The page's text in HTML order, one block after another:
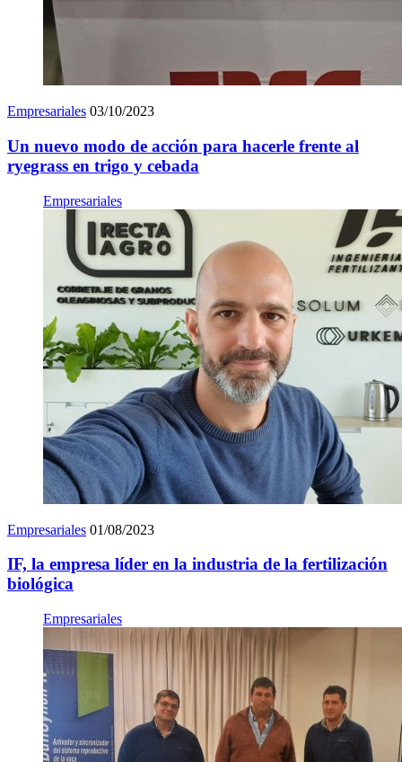
Empresariales 03/10/2023
Un nuevo modo de acción para hacerle frente al
ryegrass en trigo y cebada
Empresariales
Empresariales 01/08/2023
IF, la empresa líder en la industria de la fertilización
biológica
Empresariales